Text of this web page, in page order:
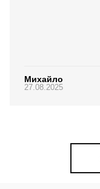
Михайло
27.08.2025